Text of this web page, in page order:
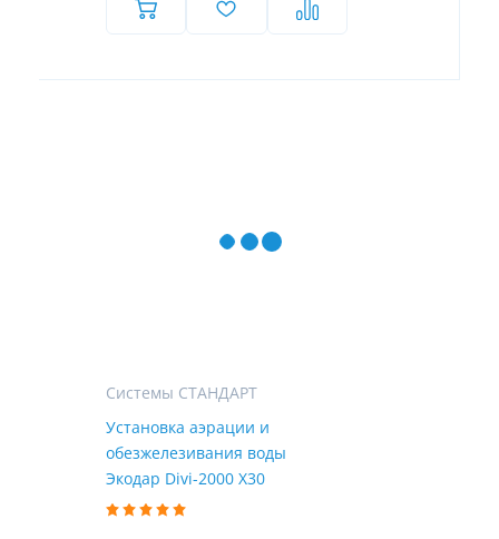
Системы СТАНДАРТ
Установка аэрации и
обезжелезивания воды
Экодар Divi-2000 X30